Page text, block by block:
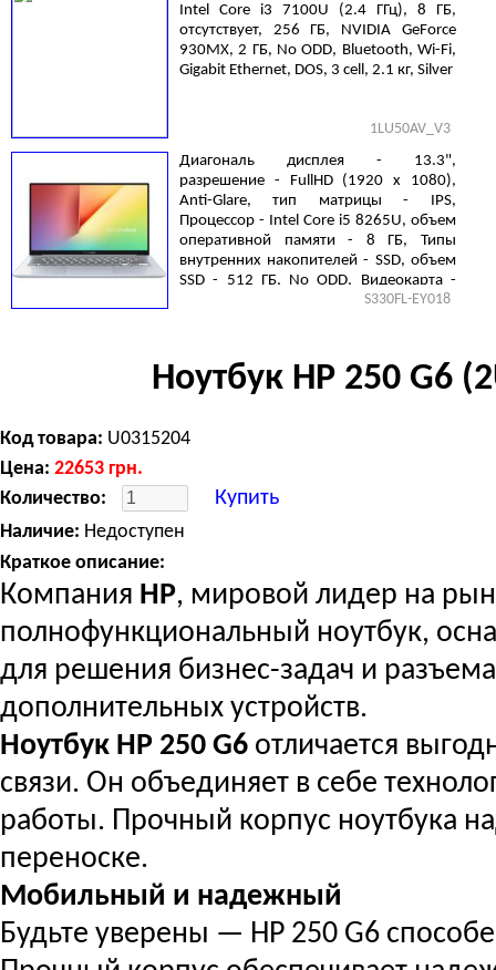
Intel Core i3 7100U (2.4 ГГц), 8 ГБ,
отсутствует, 256 ГБ, NVIDIA GeForce
930MX, 2 ГБ, No ODD, Bluetooth, Wi-Fi,
Gigabit Ethernet, DOS, 3 cell, 2.1 кг, Silver
1LU50AV_V3
Диагональ дисплея - 13.3",
разрешение - FullHD (1920 х 1080),
Anti-Glare, тип матрицы - IPS,
Процессор - Intel Core i5 8265U, объем
оперативной памяти - 8 ГБ, Типы
внутренних накопителей - SSD, объем
SSD - 512 ГБ, No ODD, Видеокарта -
NVIDIA GeForce MX250, 2 ГБ, Endless
S330FL-EY018
Ноутбук HP 250 G6
Код товара: U0315204
Цена: 22653 грн.
Количество:
Купить
Наличие: Недоступен
Краткое описание:
Компания HP, мировой лидер на
полнофункциональный ноутбук,
для решения бизнес-задач и
дополнительных устройств.
Ноутбук HP 250 G6 отличается
связи. Он объединяет в себе
работы. Прочный корпус ноутбука
переноске.
Мобильный и надежный
Будьте уверены — HP 250 G6